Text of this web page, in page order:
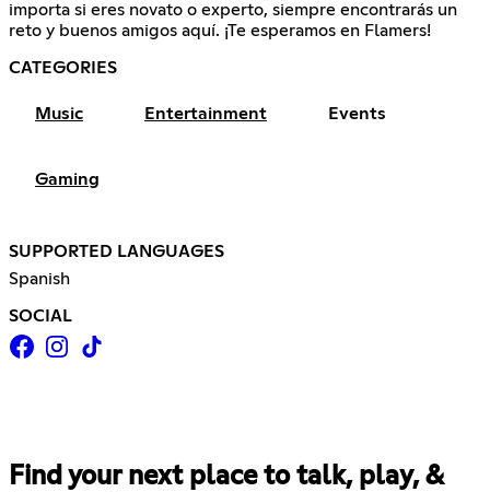
importa si eres novato o experto, siempre encontrarás un
reto y buenos amigos aquí. ¡Te esperamos en Flamers!
CATEGORIES
Music Entertainment Events
Gaming
SUPPORTED LANGUAGES
Spanish
SOCIAL
Find your next place to talk, play, &